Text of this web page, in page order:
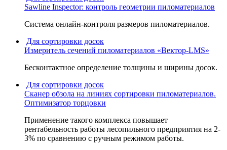
Sawline Inspector: контроль геометрии пиломатериалов
Система онлайн-контроля размеров пиломатериалов.
Для сортировки досок
Измеритель сечений пиломатериалов «Вектор-LMS»
Бесконтактное определение толщины и ширины досок.
Для сортировки досок
Сканер обзола на линиях сортировки пиломатериалов.
Оптимизатор торцовки
Применение такого комплекса повышает
рентабельность работы лесопильного предприятия на 2-
3% по сравнению с ручным режимом работы.